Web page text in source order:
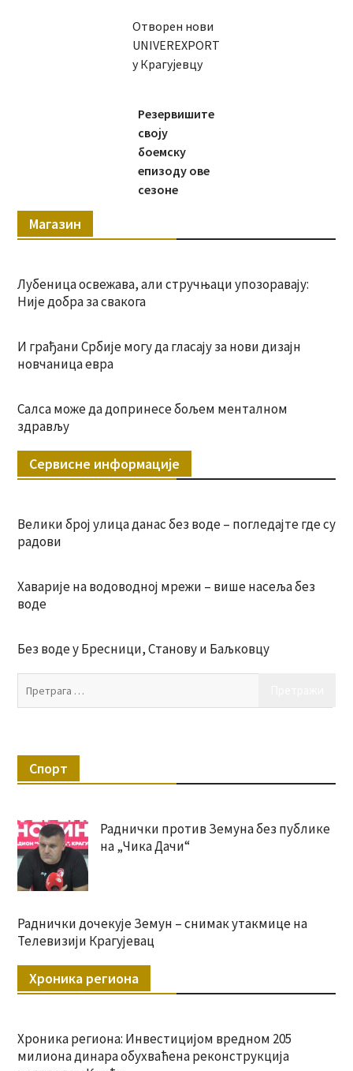
Отворен нови
UNIVEREXPORT
у Крагујевцу
Резервишите
своју
боемску
епизоду ове
сезоне
Магазин
Лубеница освежава, али стручњаци упозоравају:
Није добра за свакога
И грађани Србије могу да гласају за нови дизајн
новчаница евра
Салса може да допринесе бољем менталном
здрављу
Сервисне информације
Велики број улица данас без воде – погледајте где су
радови
Хаварије на водоводној мрежи – више насеља без
воде
Без воде у Бресници, Станову и Баљковцу
Спорт
Раднички против Земуна без публике
на „Чика Дачи“
Раднички дочекује Земун – снимак утакмице на
Телевизији Крагујевац
Хроника региона
Хроника региона: Инвестицијом вредном 205
милиона динара обухваћена реконструкција